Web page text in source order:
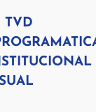
TVD